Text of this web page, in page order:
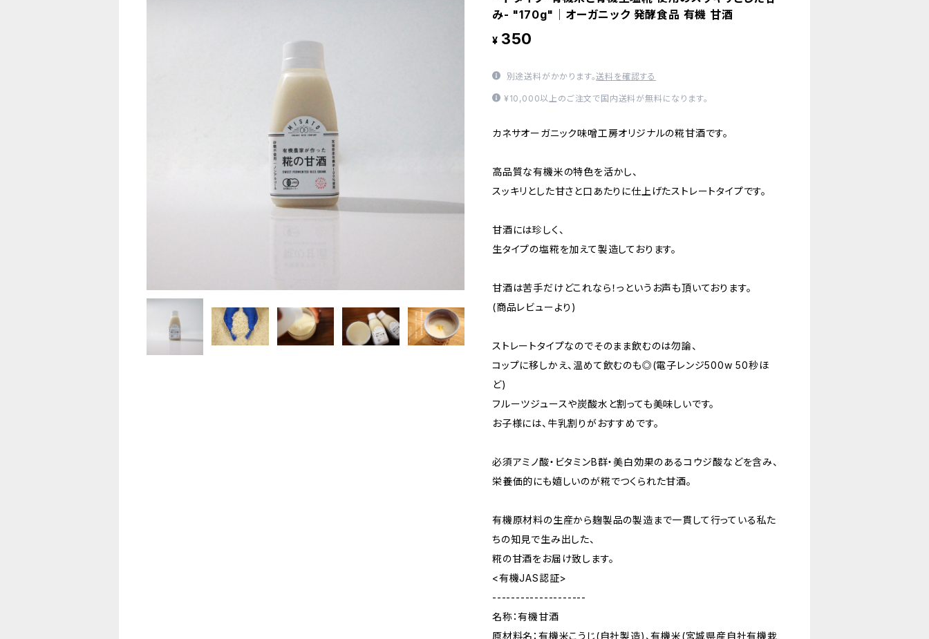
み- "170g"│オーガニック 発酵食品 有機 甘酒
¥ 350
別途送料がかかります。送料を確認する
¥10,000以上のご注文で国内送料が無料になります。
カネサオーガニック味噌工房オリジナルの糀甘酒です。
高品質な有機米の特色を活かし、
スッキリとした甘さと口あたりに仕上げたストレートタイプです。
甘酒には珍しく、
生タイプの塩糀を加えて製造しております。
甘酒は苦手だけどこれなら！っというお声も頂いております。
(商品レビューより)
ストレートタイプなのでそのまま飲むのは勿論、
コップに移しかえ、温めて飲むのも◎(電子レンジ500w 50秒ほ
ど)
フルーツジュースや炭酸水と割っても美味しいです。
お子様には、牛乳割りがおすすめです。
必須アミノ酸・ビタミンB群・美白効果のあるコウジ酸などを含み、
栄養価的にも嬉しいのが糀でつくられた甘酒。
有機原材料の生産から麹製品の製造まで一貫して行っている私た
ちの知見で生み出した、
糀の甘酒をお届け致します。
<有機JAS認証>
--------------------
名称：有機甘酒
原材料名：有機米こうじ(自社製造)、有機米(宮城県産自社有機栽